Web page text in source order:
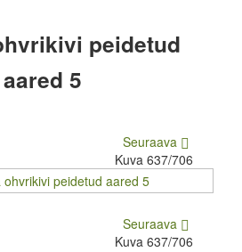
peidetud
aared 5
Seuraava
Kuva 637/706
Seuraava
Kuva 637/706